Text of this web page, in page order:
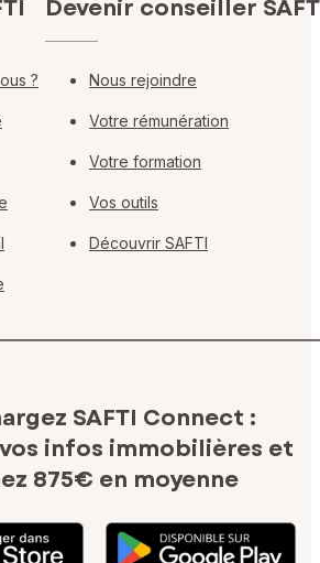
?
Devenir conseiller
Nous rejoindre
Votre rémunération
Votre formation
Vos outils
Découvrir SAFTI
SAFTI Connect :
infos immobilières et
875€ en moyenne